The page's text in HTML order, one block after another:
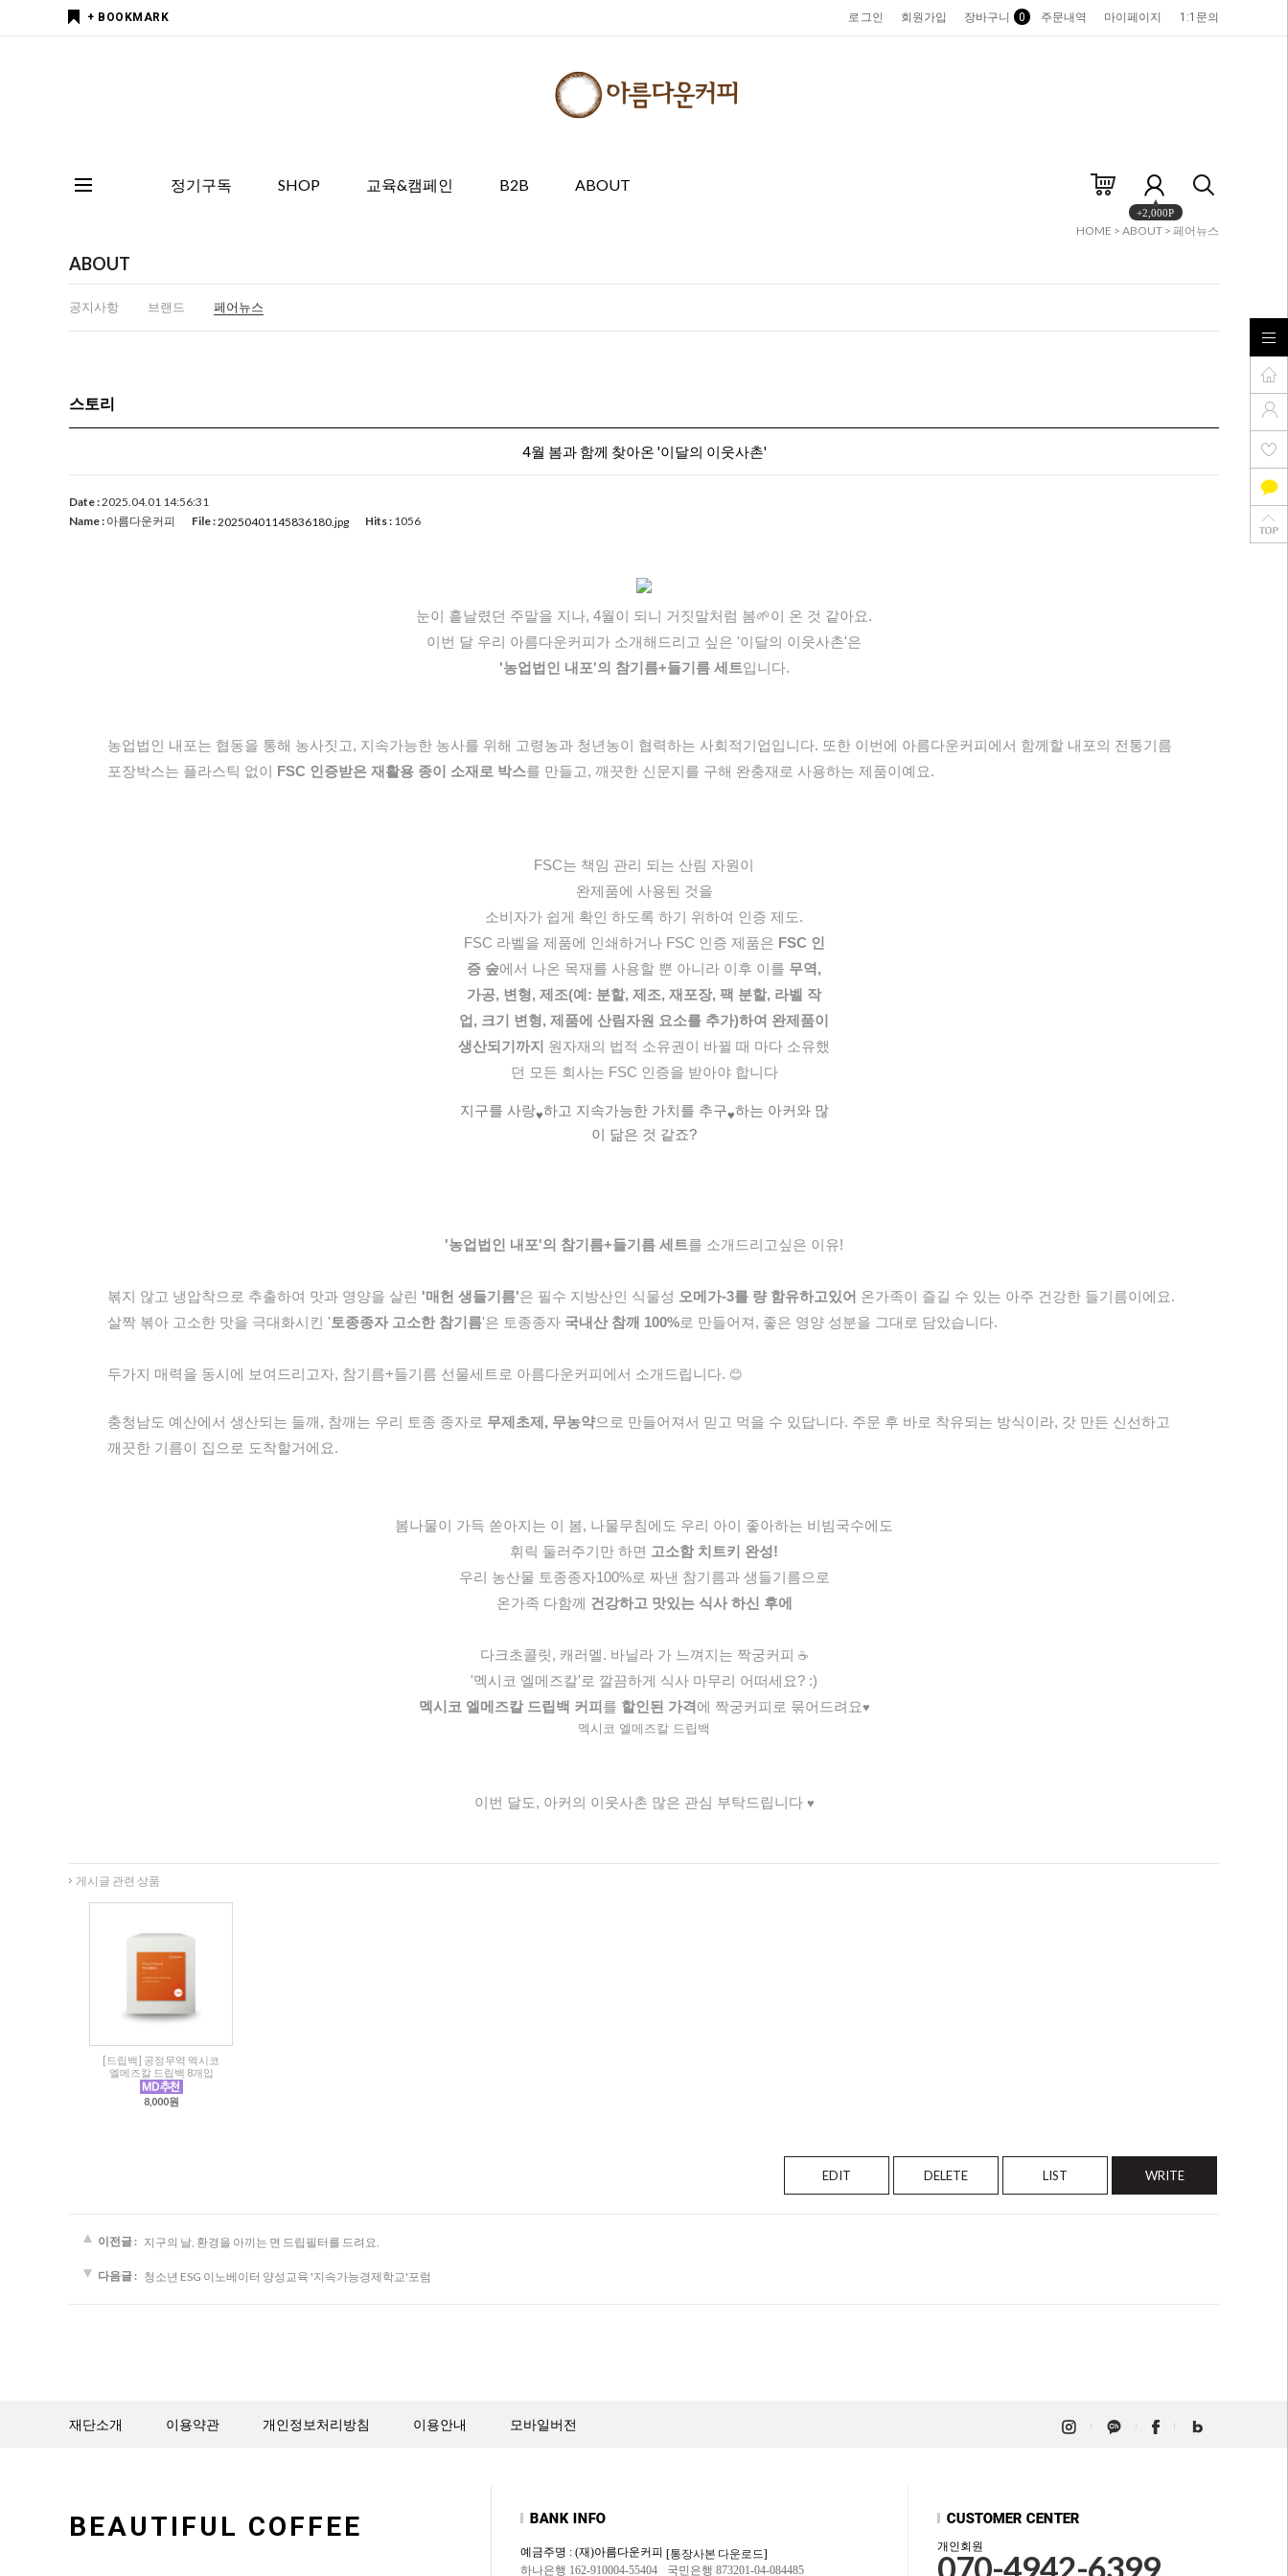
+ BOOKMARK 로그인 회원가입 장바구니 0 주문내역 마이페이지 1:1문의
정기구독 SHOP 교육&캠페인 B2B ABOUT
+2,000P
HOME > ABOUT > 페어뉴스
ABOUT
공지사항 브랜드 페어뉴스
스토리
4월 봄과 함께 찾아온 '이달의 이웃사촌'
Date :2025.04.01 14:56:31
Name : 아름다운커피 File :20250401145836180.jpg Hits : 1056
눈이 흩날렸던 주말을 지나, 4월이 되니 거짓말처럼 봄🌱이 온 것 같아요.
이번 달 우리 아름다운커피가 소개해드리고 싶은 '이달의 이웃사촌'은
'농업법인 내포'의 참기름+들기름 세트입니다.
농업법인 내포는 협동을 통해 농사짓고, 지속가능한 농사를 위해 고령농과 청년농이 협력하는 사회적기업입니다. 또한 이번에 아름다운커피에서 함께할 내포의 전통기름
포장박스는 플라스틱 없이 FSC 인증받은 재활용 종이 소재로 박스를 만들고, 깨끗한 신문지를 구해 완충재로 사용하는 제품이예요.
FSC는 책임 관리 되는 산림 자원이
완제품에 사용된 것을
소비자가 쉽게 확인 하도록 하기 위하여 인증 제도.
FSC 라벨을 제품에 인쇄하거나 FSC 인증 제품은 FSC 인
증 숲에서 나온 목재를 사용할 뿐 아니라 이후 이를 무역,
가공, 변형, 제조(예: 분할, 제조, 재포장, 팩 분할, 라벨 작
업, 크기 변형, 제품에 산림자원 요소를 추가)하여 완제품이
생산되기까지 원자재의 법적 소유권이 바뀔 때 마다 소유했
던 모든 회사는 FSC 인증을 받아야 합니다
지구를 사랑♥하고 지속가능한 가치를 추구♥하는 아커와 많
이 닮은 것 같죠?
'농업법인 내포'의 참기름+들기름 세트를 소개드리고싶은 이유!
볶지 않고 냉압착으로 추출하여 맛과 영양을 살린 '매헌 생들기름'은 필수 지방산인 식물성 오메가-3를 량 함유하고있어 온가족이 즐길 수 있는 아주 건강한 들기름이에요.
살짝 볶아 고소한 맛을 극대화시킨 ' 토종종자 고소한 참기름'은 토종종자 국내산 참깨 100%로 만들어져, 좋은 영양 성분을 그대로 담았습니다.
두가지 매력을 동시에 보여드리고자, 참기름+들기름 선물세트로 아름다운커피에서 소개드립니다. 😊
충청남도 예산에서 생산되는 들깨, 참깨는 우리 토종 종자로 무제초제, 무농약으로 만들어져서 믿고 먹을 수 있답니다. 주문 후 바로 착유되는 방식이라, 갓 만든 신선하고
깨끗한 기름이 집으로 도착할거에요.
봄나물이 가득 쏟아지는 이 봄, 나물무침에도 우리 아이 좋아하는 비빔국수에도
휘릭 둘러주기만 하면 고소함 치트키 완성!
우리 농산물 토종종자100%로 짜낸 참기름과 생들기름으로
온가족 다함께 건강하고 맛있는 식사 하신 후에
다크초콜릿, 캐러멜. 바닐라 가 느껴지는 짝궁커피 ☕️
'멕시코 엘메즈칼'로 깔끔하게 식사 마무리 어떠세요? :)
멕시코 엘메즈칼 드립백 커피 를 할인된 가격 에 짝궁커피로 묶어드려요♥️
멕시코 엘메즈칼 드립백
이번 달도, 아커의 이웃사촌 많은 관심 부탁드립니다 ♥️
게시글 관련 상품
[드립백] 공정무역 멕시코
엘메즈칼 드립백 8개입
8,000원
EDIT DELETE LIST WRITE
이전글 : 지구의 날, 환경을 아끼는 면 드립필터를 드려요.
다음글 : 청소년 ESG 이노베이터 양성교육 '지속가능경제학교'포럼
재단소개 이용약관 개인정보처리방침 이용안내 모바일버전
BEAUTIFUL COFFEE
예금주명 : (재)아름다운커피 [통장사본 다운로드]
하나은행 162-910004-55404 국민은행 873201-04-084485
개인회원
070-4942-6399